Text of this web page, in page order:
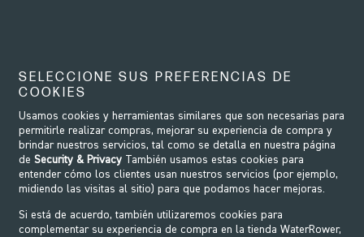
¿Ofrecen instalación?
SELECCIONE SUS PREFERENCIAS DE
COOKIES
Usamos cookies y herramientas similares que son necesarias para
permitirle realizar compras, mejorar su experiencia de compra y
brindar nuestros servicios, tal como se detalla en nuestra página
de Security & Privacy También usamos estas cookies para
entender cómo los clientes usan nuestros servicios (por ejemplo,
midiendo las visitas al sitio) para que podamos hacer mejoras.
Si está de acuerdo, también utilizaremos cookies para
complementar su experiencia de compra en la tienda WaterRower,